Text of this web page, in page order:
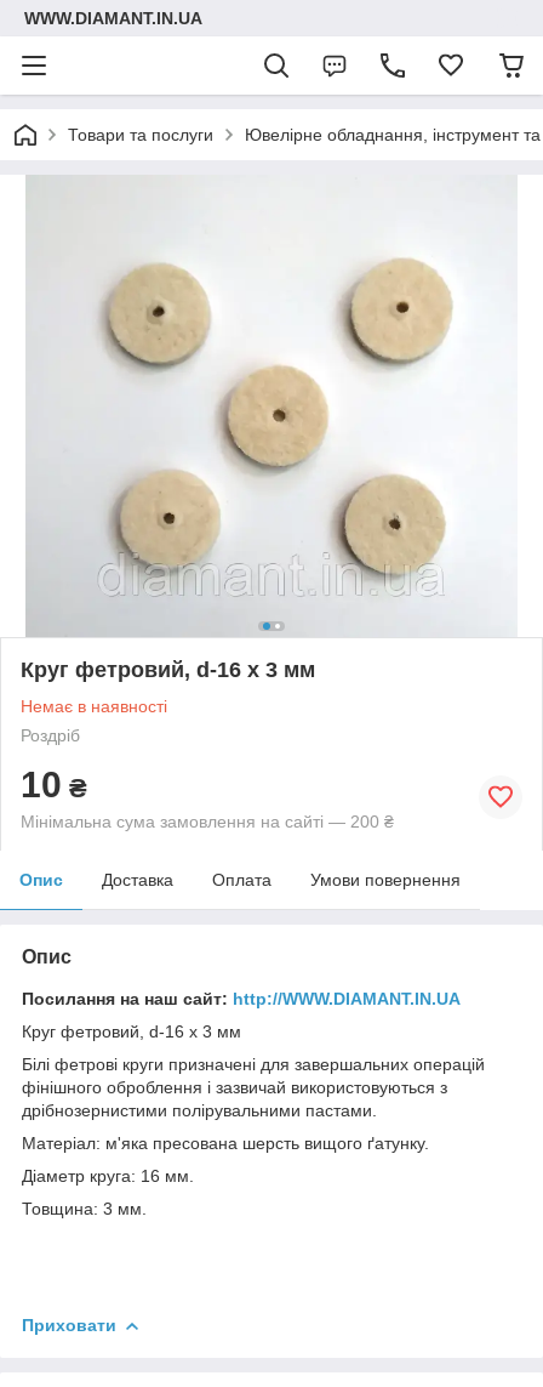
WWW.DIAMANT.IN.UA
Товари та послуги Ювелірне обладнання, інструмент та
Круг фетровий, d-16 х 3 мм
Немає в наявності
Роздріб
10 ₴
Мінімальна сума замовлення на сайті — 200 ₴
Опис Доставка Оплата Умови повернення
Опис
Посилання на наш сайт: http://WWW.DIAMANT.IN.UA
Круг фетровий, d-16 х 3 мм
Білі фетрові круги призначені для завершальних операцій
фінішного оброблення і зазвичай використовуються з
дрібнозернистими полірувальними пастами.
Матеріал: м'яка пресована шерсть вищого ґатунку.
Діаметр круга: 16 мм.
Товщина: 3 мм.
Приховати